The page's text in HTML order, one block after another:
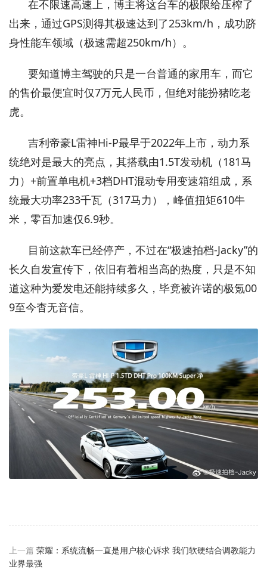
在不限速高速上，博主将这台车的极限给压榨了
出来，通过GPS测得其极速达到了253km/h，成功跻
身性能车领域（极速需超250km/h）。
要知道博主驾驶的只是一台普通的家用车，而它
的售价最便宜时仅7万元人民币，但绝对能扮猪吃老
虎。
吉利帝豪L雷神Hi-P最早于2022年上市，动力系
统绝对是最大的亮点，其搭载由1.5T发动机（181马
力）+前置单电机+3档DHT混动专用变速箱组成，系
统最大功率233千瓦（317马力），峰值扭矩610牛
米，零百加速仅6.9秒。
目前这款车已经停产，不过在“极速拍档-Jacky”的
长久自发宣传下，依旧有着相当高的热度，只是不知
道这种为爱发电还能持续多久，毕竟被许诺的极氪00
9至今杳无音信。
上一篇 荣耀：系统流畅一直是用户核心诉求 我们软硬结合调教能力
业界最强